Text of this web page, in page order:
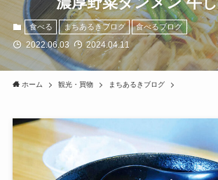
食べる まちあるきブログ 食べるブログ
2022.06.03 2024.04.11
ホーム 観光・買物 まちあるきブログ